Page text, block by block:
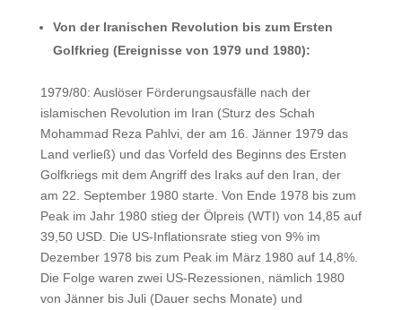
Von der Iranischen Revolution bis zum Ersten
Golfkrieg (Ereignisse von 1979 und 1980):
1979/80: Auslöser Förderungsausfälle nach der
islamischen Revolution im Iran (Sturz des Schah
Mohammad Reza Pahlvi, der am 16. Jänner 1979 das
Land verließ) und das Vorfeld des Beginns des Ersten
Golfkriegs mit dem Angriff des Iraks auf den Iran, der
am 22. September 1980 starte. Von Ende 1978 bis zum
Peak im Jahr 1980 stieg der Ölpreis (WTI) von 14,85 auf
39,50 USD. Die US-Inflationsrate stieg von 9% im
Dezember 1978 bis zum Peak im März 1980 auf 14,8%.
Die Folge waren zwei US-Rezessionen, nämlich 1980
von Jänner bis Juli (Dauer sechs Monate) und